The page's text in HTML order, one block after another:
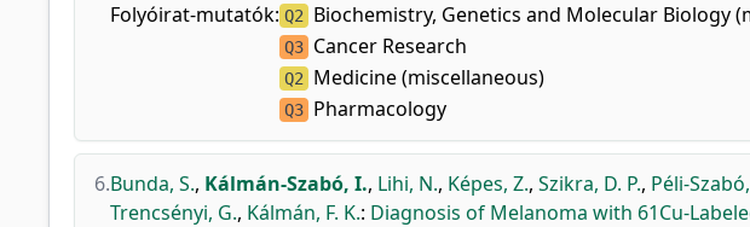
Folyóirat-mutatók: Q2 Biochemistry, Genetics and Molecular Biology
Q3 Cancer Research
Q2 Medicine (miscellaneous)
Q3 Pharmacology
6.Bunda, S., Kálmán-Szabó, I., Lihi, N., Képes, Z., Szikra, D. P., Péli-Szabó,
Trencsényi, G., Kálmán, F. K.: Diagnosis of Melanoma with 61Cu-